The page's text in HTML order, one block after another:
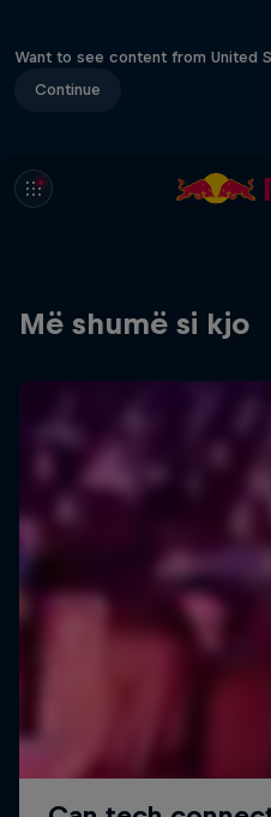
Want to see content from United
Continue
Më shumë si kjo